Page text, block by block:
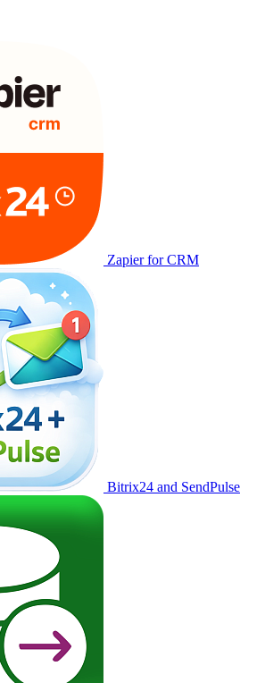
Zapier for CRM
Bitrix24 and SendPulse